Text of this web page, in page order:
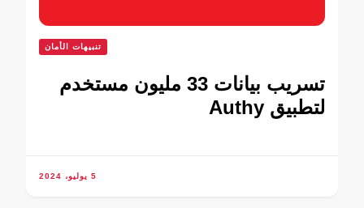
تنبيهات الأمان
تسريب بيانات 33 مليون مستخدم
لتطبيق Authy
5 يوليو، 2024